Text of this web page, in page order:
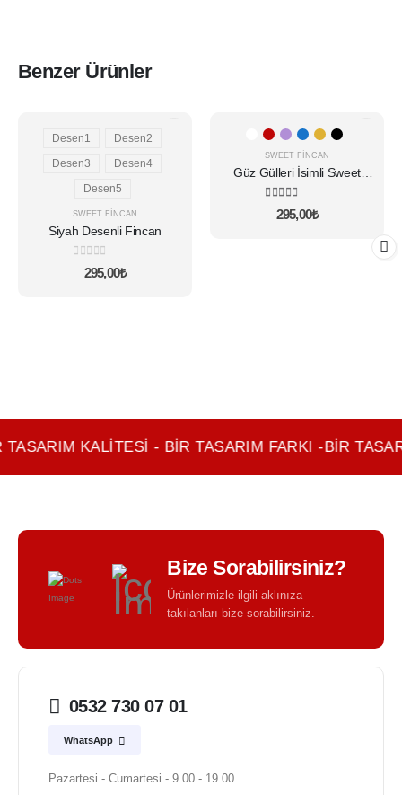
Benzer Ürünler
Seçenekler
Desen1
Desen2
Desen3
Desen4
Desen5
SWEET FINCAN
Siyah Desenli Fincan
5 üzerinden
295,00₺
fazla
varyasyonu
SWEET FINCAN
Güz Gülleri İsimli Sweet
Fincan
5.005 üzerinden
295,00₺
TASARIM KALITESI - BIR TASARIM FARKI -BIR
Bize Sorabilirsiniz?
Ürünlerimizle ilgili aklınıza
takılanları bize sorabilirsiniz.
0532 730 07 01
WhatsApp
Pazartesi - Cumartesi - 9.00 - 19.00